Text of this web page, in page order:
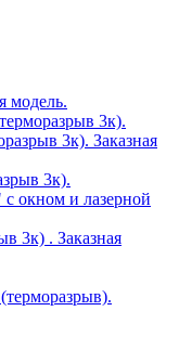
модель.
3к).
3к). Заказная
3к).
окном и лазерной
3к) . Заказная